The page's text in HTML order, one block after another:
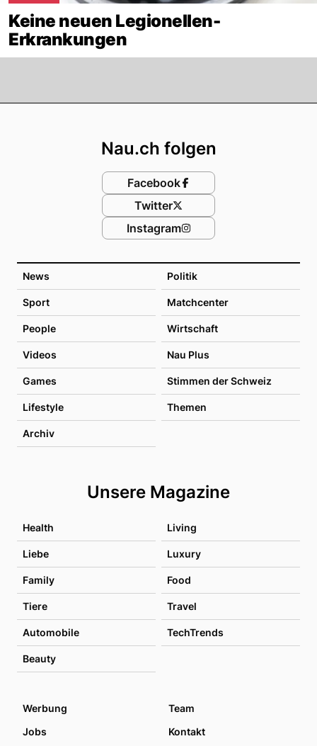
Keine neuen Legionellen-
Erkrankungen
News Politik
Sport Matchcenter
People Wirtschaft
Videos Nau Plus
Games Stimmen der Schweiz
Lifestyle Themen
Archiv
Unsere Magazine
Health Living
Liebe Luxury
Family Food
Tiere Travel
Automobile TechTrends
Beauty
Nau.ch folgen
Facebook
Twitter
Instagram
Werbung
Team
Jobs
Kontakt